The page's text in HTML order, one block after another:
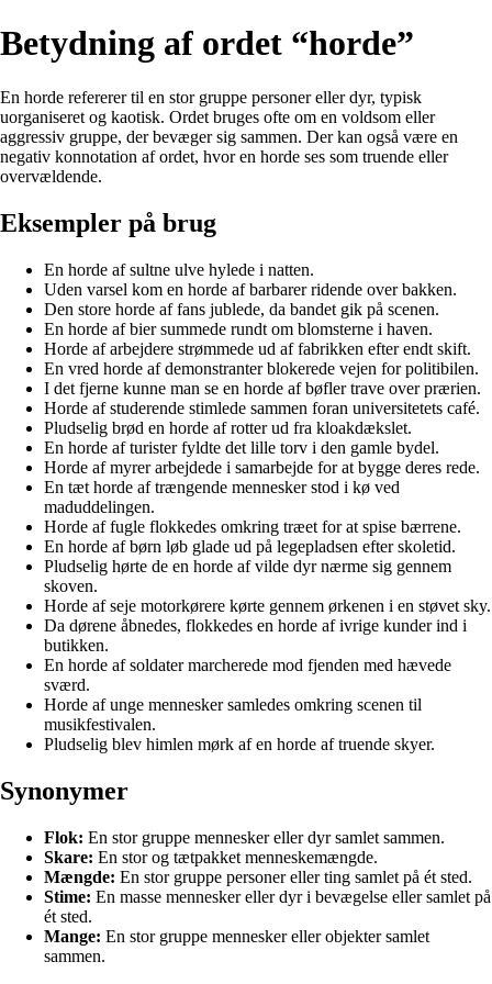
Betydning af ordet “horde”
En horde refererer til en stor gruppe personer eller dyr, typisk
uorganiseret og kaotisk. Ordet bruges ofte om en voldsom eller
aggressiv gruppe, der bevæger sig sammen. Der kan også være en
negativ konnotation af ordet, hvor en horde ses som truende eller
overvældende.
Eksempler på brug
En horde af sultne ulve hylede i natten.
Uden varsel kom en horde af barbarer ridende over bakken.
Den store horde af fans jublede, da bandet gik på scenen.
En horde af bier summede rundt om blomsterne i haven.
Horde af arbejdere strømmede ud af fabrikken efter endt skift.
En vred horde af demonstranter blokerede vejen for politibilen.
I det fjerne kunne man se en horde af bøfler trave over prærien.
Horde af studerende stimlede sammen foran universitetets café.
Pludselig brød en horde af rotter ud fra kloakdækslet.
En horde af turister fyldte det lille torv i den gamle bydel.
Horde af myrer arbejdede i samarbejde for at bygge deres rede.
En tæt horde af trængende mennesker stod i kø ved
maduddelingen.
Horde af fugle flokkedes omkring træet for at spise bærrene.
En horde af børn løb glade ud på legepladsen efter skoletid.
Pludselig hørte de en horde af vilde dyr nærme sig gennem
skoven.
Horde af seje motorkørere kørte gennem ørkenen i en støvet sky.
Da dørene åbnedes, flokkedes en horde af ivrige kunder ind i
butikken.
En horde af soldater marcherede mod fjenden med hævede
sværd.
Horde af unge mennesker samledes omkring scenen til
musikfestivalen.
Pludselig blev himlen mørk af en horde af truende skyer.
Synonymer
Flok: En stor gruppe mennesker eller dyr samlet sammen.
Skare: En stor og tætpakket menneskemængde.
Mængde: En stor gruppe personer eller ting samlet på ét sted.
Stime: En masse mennesker eller dyr i bevægelse eller samlet på
ét sted.
Mange: En stor gruppe mennesker eller objekter samlet
sammen.